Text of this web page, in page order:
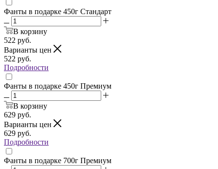
Фанты в подарке 450г Стандарт
В корзину
522 руб.
Варианты цен
522 руб.
Подробности
Фанты в подарке 450г Премиум
В корзину
629 руб.
Варианты цен
629 руб.
Подробности
Фанты в подарке 700г Премиум